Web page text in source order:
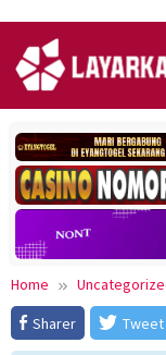
content
Home
Sharer
Tweet